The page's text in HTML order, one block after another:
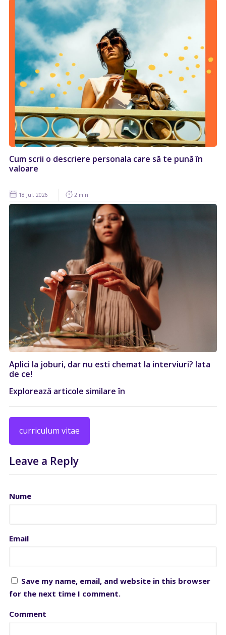
Cum scrii o descriere personala care să te pună în
valoare
18 Jul. 2026 2 min
Aplici la joburi, dar nu esti chemat la interviuri? Iata
de ce!
Explorează articole similare în
curriculum vitae
Leave a Reply
Nume
Email
Save my name, email, and website in this browser
for the next time I comment.
Comment